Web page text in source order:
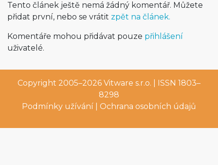
Tento článek ještě nemá žádný komentář. Můžete
přidat první, nebo se vrátit zpět na článek.
Komentáře mohou přidávat pouze přihlášení
uživatelé.
Copyright 2005–2026 Vitware s.r.o. | ISSN 1803–
8298
Podmínky užívání
Ochrana osobních údajů